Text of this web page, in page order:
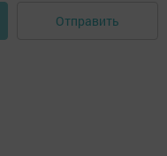
Отправить